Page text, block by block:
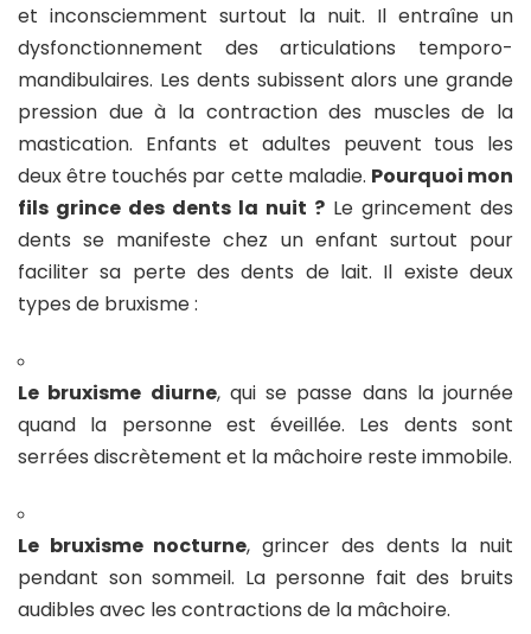
et inconsciemment surtout la nuit. Il entraîne un
dysfonctionnement des articulations temporo-
mandibulaires. Les dents subissent alors une grande
pression due à la contraction des muscles de la
mastication. Enfants et adultes peuvent tous les
deux être touchés par cette maladie. Pourquoi mon
fils grince des dents la nuit ? Le grincement des
dents se manifeste chez un enfant surtout pour
faciliter sa perte des dents de lait. Il existe deux
types de bruxisme :
Le bruxisme diurne, qui se passe dans la journée
quand la personne est éveillée. Les dents sont
serrées discrètement et la mâchoire reste immobile.
Le bruxisme nocturne, grincer des dents la nuit
pendant son sommeil. La personne fait des bruits
audibles avec les contractions de la mâchoire.